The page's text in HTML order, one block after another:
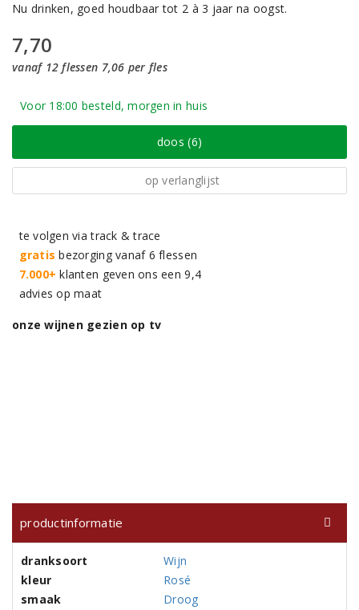
Nu drinken, goed houdbaar tot 2 à 3 jaar na oogst.
7,70
vanaf 12 flessen 7,06 per fles
Voor 18:00 besteld, morgen in huis
doos (6)
op verlanglijst
te volgen via track & trace
gratis bezorging vanaf 6 flessen
7.000+ klanten geven ons een 9,4
advies op maat
onze wijnen gezien op tv
productinformatie
dranksoort
Wijn
kleur
Rosé
smaak
Droog